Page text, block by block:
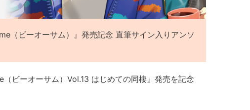
（ビーオーサム）』発売記念 直筆サイン入りアンソ
ビーオーサム）Vol.13 はじめての同棲』発売を記念